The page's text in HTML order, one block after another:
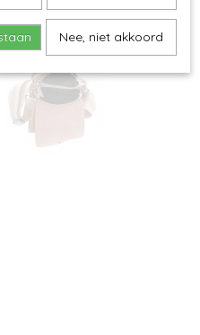
Nee, niet akkoord